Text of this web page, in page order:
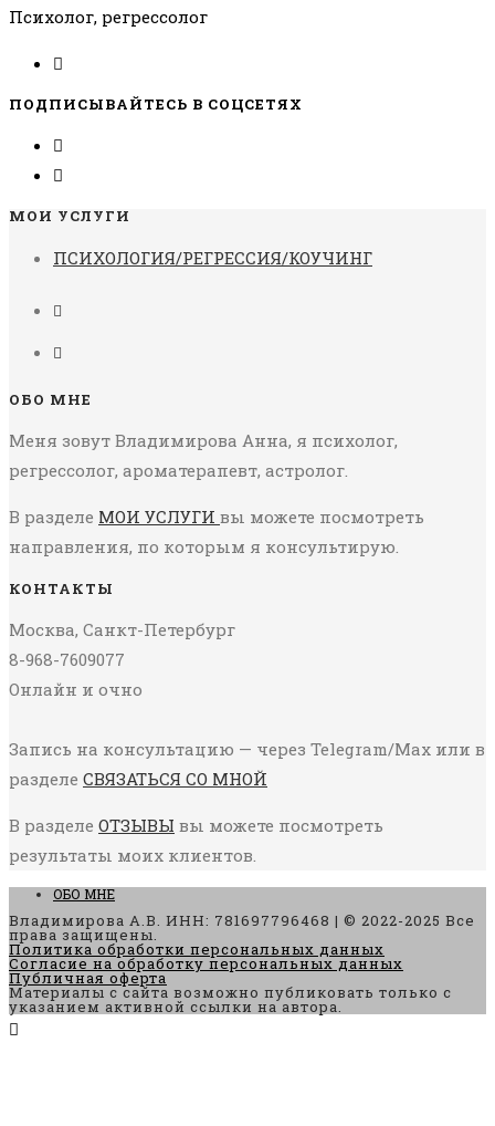
Психолог, регрессолог
ПОДПИСЫВАЙТЕСЬ В СОЦСЕТЯХ
МОИ УСЛУГИ
ПСИХОЛОГИЯ/РЕГРЕССИЯ/КОУЧИНГ
ОБО МНЕ
Меня зовут Владимирова Анна, я психолог,
регрессолог, ароматерапевт, астролог.
В разделе МОИ УСЛУГИ вы можете посмотреть
направления, по которым я консультирую.
КОНТАКТЫ
Москва, Санкт-Петербург
8-968-7609077
Онлайн и очно
Запись на консультацию — через Telegram/Max или в
разделе СВЯЗАТЬСЯ СО МНОЙ
В разделе ОТЗЫВЫ вы можете посмотреть
результаты моих клиентов.
ОБО МНЕ
Владимирова А.В. ИНН: 781697796468 | © 2022-2025 Все
права защищены.
Политика обработки персональных данных
Согласие на обработку персональных данных
Публичная оферта
Материалы с сайта возможно публиковать только с
указанием активной ссылки на автора.